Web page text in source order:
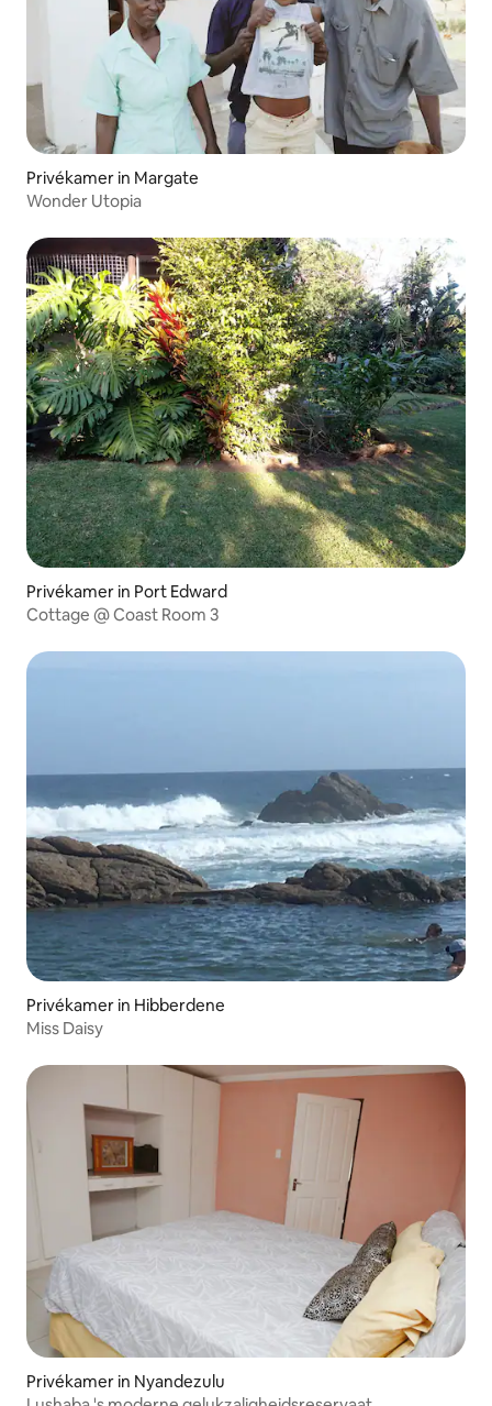
Privékamer in Margate
Wonder Utopia
Privékamer in Port Edward
Cottage @ Coast Room 3
Privékamer in Hibberdene
Miss Daisy
Privékamer in Nyandezulu